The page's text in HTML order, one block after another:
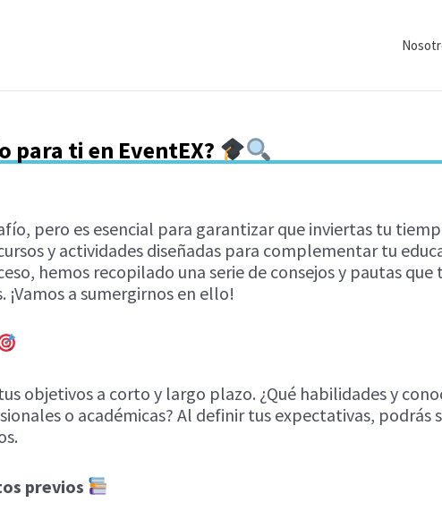
para ti en EventEX?
pero es esencial para garantizar que inviertas tu
y actividades diseñadas para complementar tu
hemos recopilado una serie de consejos y pautas
a sumergirnos en ello!
objetivos a corto y largo plazo. ¿Qué habilidades y
o académicas? Al definir tus expectativas, podrás
previos